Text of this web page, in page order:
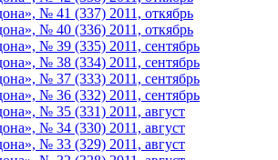
№ 41 (337) 2011, откябрь
№ 40 (336) 2011, откябрь
№ 39 (335) 2011, сентябрь
№ 38 (334) 2011, сентябрь
№ 37 (333) 2011, сентябрь
№ 36 (332) 2011, сентябрь
№ 35 (331) 2011, август
№ 34 (330) 2011, август
№ 33 (329) 2011, август